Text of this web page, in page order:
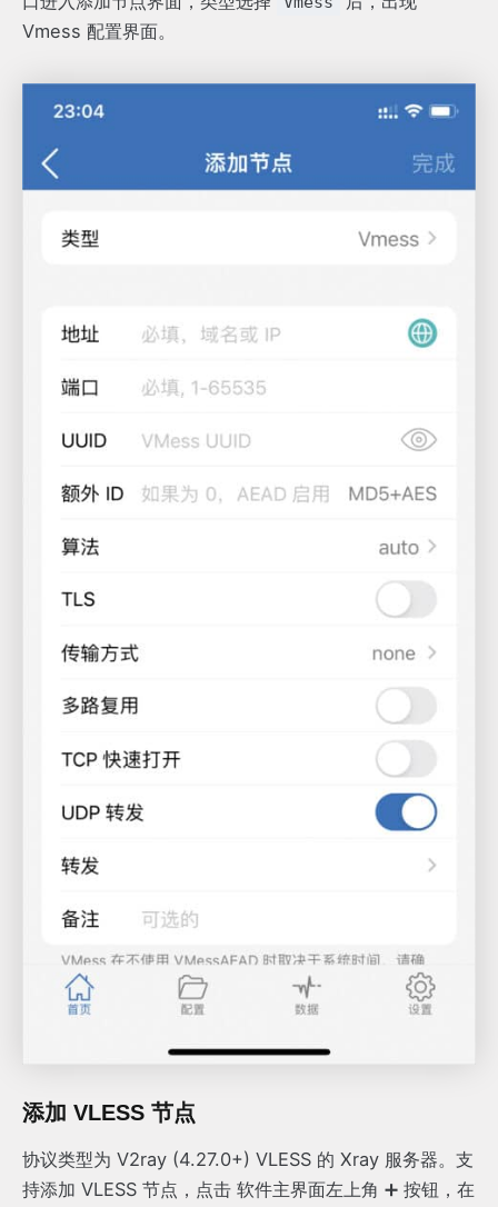
Vmess 配置界面。
添加 VLESS 节点
协议类型为 V2ray (4.27.0+) VLESS 的 Xray 服务器。支
持添加 VLESS 节点，点击 软件主界面左上角 ➕ 按钮，在